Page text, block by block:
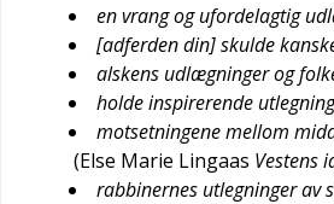
en vrang og ufordelagtig
[adferden din] skulde
alskens udlægninger og
holde inspirerende
motsetningene mellom
(Else Marie Lingaas Vestens
rabbinernes utlegninger av